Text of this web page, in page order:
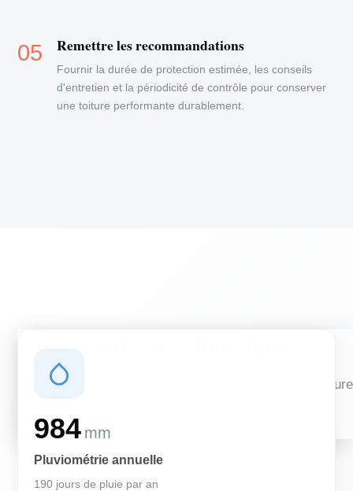
Remettre les recommandations
Fournir la durée de protection estimée, les conseils
d'entretien et la périodicité de contrôle pour conserver
une toiture performante durablement.
Des conditions qui influencent vos travaux de couverture
984 mm
Pluviométrie annuelle
190 jours de pluie par an